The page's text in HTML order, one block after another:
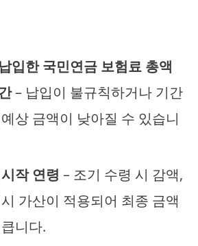
입한 국민연금 보험료 총액
– 납입이 불규칙하거나 기간
상 금액이 낮아질 수 있습니
작 연령 – 조기 수령 시 감액,
가산이 적용되어 최종 금액
니다.